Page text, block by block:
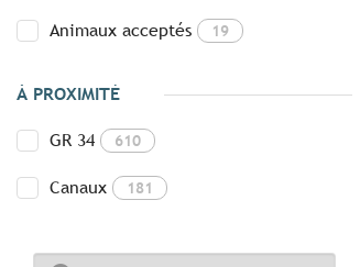
Animaux acceptés 19
À PROXIMITÉ
GR 34 610
Canaux 181